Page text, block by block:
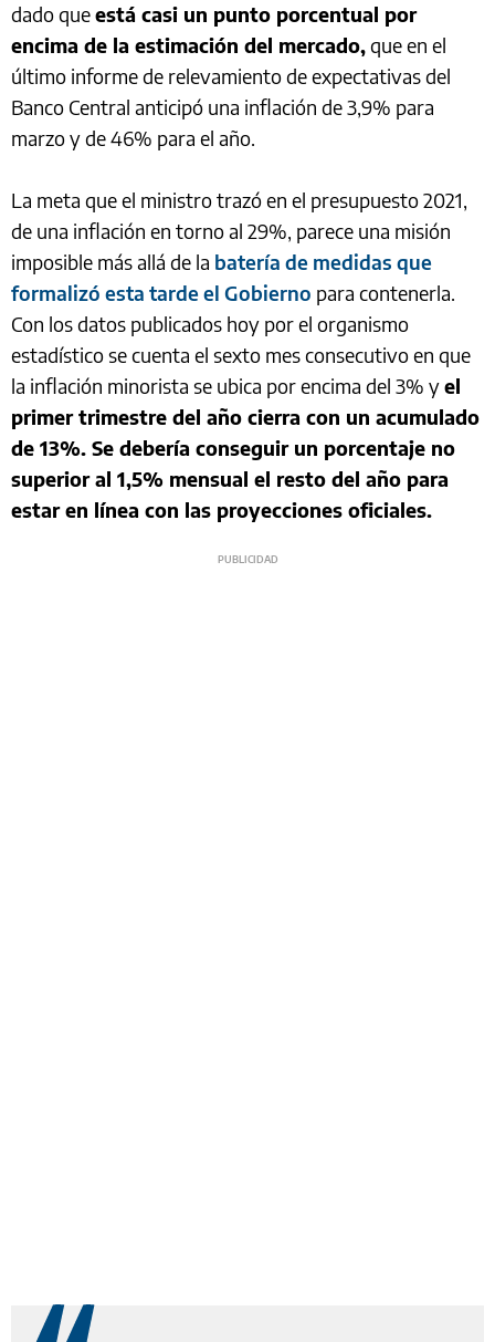
dado queestá casi un punto porcentual por
encima de la estimación del mercado,que en el
último informe de relevamiento de expectativas del
Banco Central anticipó una inflación de 3,9% para
marzo y de 46% para el año.
La meta que el ministro trazó en el presupuesto 2021,
de una inflación en torno al 29%, parece una misión
imposible más allá de la batería de medidas que
formalizó esta tarde el Gobierno para contenerla.
Con los datos publicados hoy por el organismo
estadístico se cuenta el sexto mes consecutivo en que
la inflación minorista se ubica por encima del 3% yel
primer trimestre del año cierra con un acumulado
de 13%. Se debería conseguir un porcentaje no
superior al 1,5% mensual el resto del año para
estar en línea con las proyecciones oficiales.